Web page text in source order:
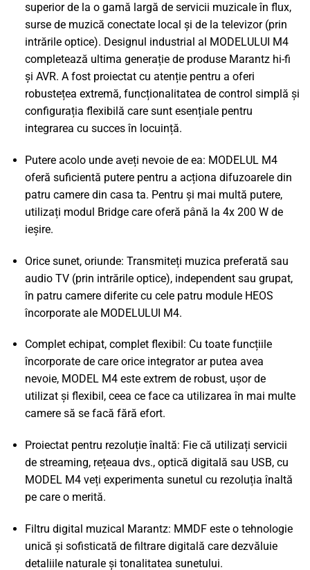
superior de la o gamă largă de servicii muzicale în flux,
surse de muzică conectate local și de la televizor (prin
intrările optice). Designul industrial al MODELULUI M4
completează ultima generație de produse Marantz hi-fi
și AVR. A fost proiectat cu atenție pentru a oferi
robustețea extremă, funcționalitatea de control simplă și
configurația flexibilă care sunt esențiale pentru
integrarea cu succes în locuință.
Putere acolo unde aveți nevoie de ea: MODELUL M4
oferă suficientă putere pentru a acționa difuzoarele din
patru camere din casa ta. Pentru și mai multă putere,
utilizați modul Bridge care oferă până la 4x 200 W de
ieșire.
Orice sunet, oriunde: Transmiteți muzica preferată sau
audio TV (prin intrările optice), independent sau grupat,
în patru camere diferite cu cele patru module HEOS
încorporate ale MODELULUI M4.
Complet echipat, complet flexibil: Cu toate funcțiile
încorporate de care orice integrator ar putea avea
nevoie, MODEL M4 este extrem de robust, ușor de
utilizat și flexibil, ceea ce face ca utilizarea în mai multe
camere să se facă fără efort.
Proiectat pentru rezoluție înaltă: Fie că utilizați servicii
de streaming, rețeaua dvs., optică digitală sau USB, cu
MODEL M4 veți experimenta sunetul cu rezoluția înaltă
pe care o merită.
Filtru digital muzical Marantz: MMDF este o tehnologie
unică și sofisticată de filtrare digitală care dezvăluie
detaliile naturale și tonalitatea sunetului.